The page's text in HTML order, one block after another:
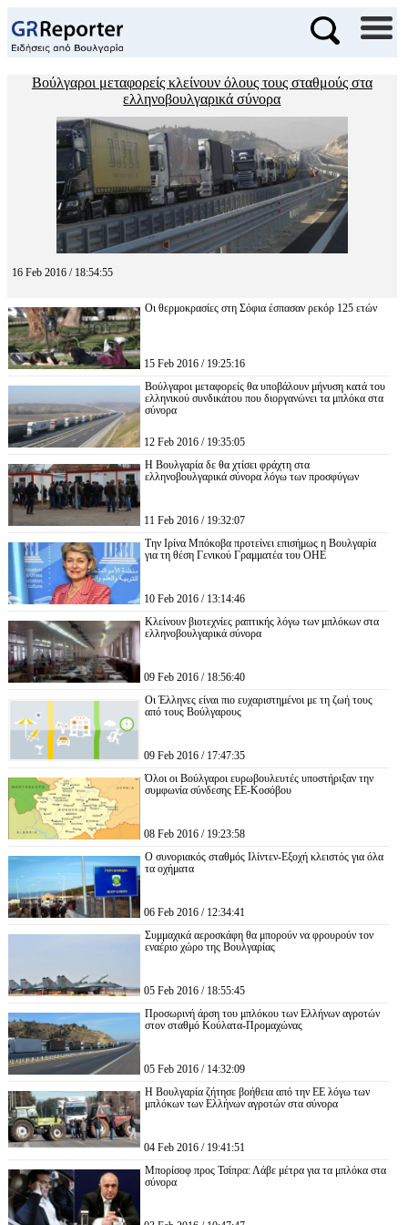
Βούλγαροι μεταφορείς κλείνουν όλους τους σταθμούς στα
ελληνοβουλγαρικά σύνορα
16 Feb 2016 / 18:54:55
Οι θερμοκρασίες στη Σόφια έσπασαν ρεκόρ 125 ετών
15 Feb 2016 / 19:25:16
Βούλγαροι μεταφορείς θα υποβάλουν μήνυση κατά του
ελληνικού συνδικάτου που διοργανώνει τα μπλόκα στα
σύνορα
12 Feb 2016 / 19:35:05
Η Βουλγαρία δε θα χτίσει φράχτη στα
ελληνοβουλγαρικά σύνορα λόγω των προσφύγων
11 Feb 2016 / 19:32:07
Την Ιρίνα Μπόκοβα προτείνει επισήμως η Βουλγαρία
για τη θέση Γενικού Γραμματέα του ΟΗΕ
10 Feb 2016 / 13:14:46
Κλείνουν βιοτεχνίες ραπτικής λόγω των μπλόκων στα
ελληνοβουλγαρικά σύνορα
09 Feb 2016 / 18:56:40
Οι Έλληνες είναι πιο ευχαριστημένοι με τη ζωή τους
από τους Βούλγαρους
09 Feb 2016 / 17:47:35
Όλοι οι Βούλγαροι ευρωβουλευτές υποστήριξαν την
συμφωνία σύνδεσης ΕΕ-Κοσόβου
08 Feb 2016 / 19:23:58
Ο συνοριακός σταθμός Ιλίντεν-Εξοχή κλειστός για όλα
τα οχήματα
06 Feb 2016 / 12:34:41
Συμμαχικά αεροσκάφη θα μπορούν να φρουρούν τον
εναέριο χώρο της Βουλγαρίας
05 Feb 2016 / 18:55:45
Προσωρινή άρση του μπλόκου των Ελλήνων αγροτών
στον σταθμό Κούλατα-Προμαχώνας
05 Feb 2016 / 14:32:09
Η Βουλγαρία ζήτησε βοήθεια από την ΕΕ λόγω των
μπλόκων των Ελλήνων αγροτών στα σύνορα
04 Feb 2016 / 19:41:51
Μπορίσοφ προς Τσίπρα: Λάβε μέτρα για τα μπλόκα στα
σύνορα